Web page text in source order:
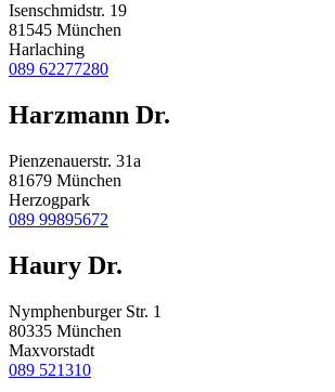
Isenschmidstr. 19
81545 München
Harlaching
089 62277280
Harzmann Dr.
Pienzenauerstr. 31a
81679 München
Herzogpark
089 99895672
Haury Dr.
Nymphenburger Str. 1
80335 München
Maxvorstadt
089 521310